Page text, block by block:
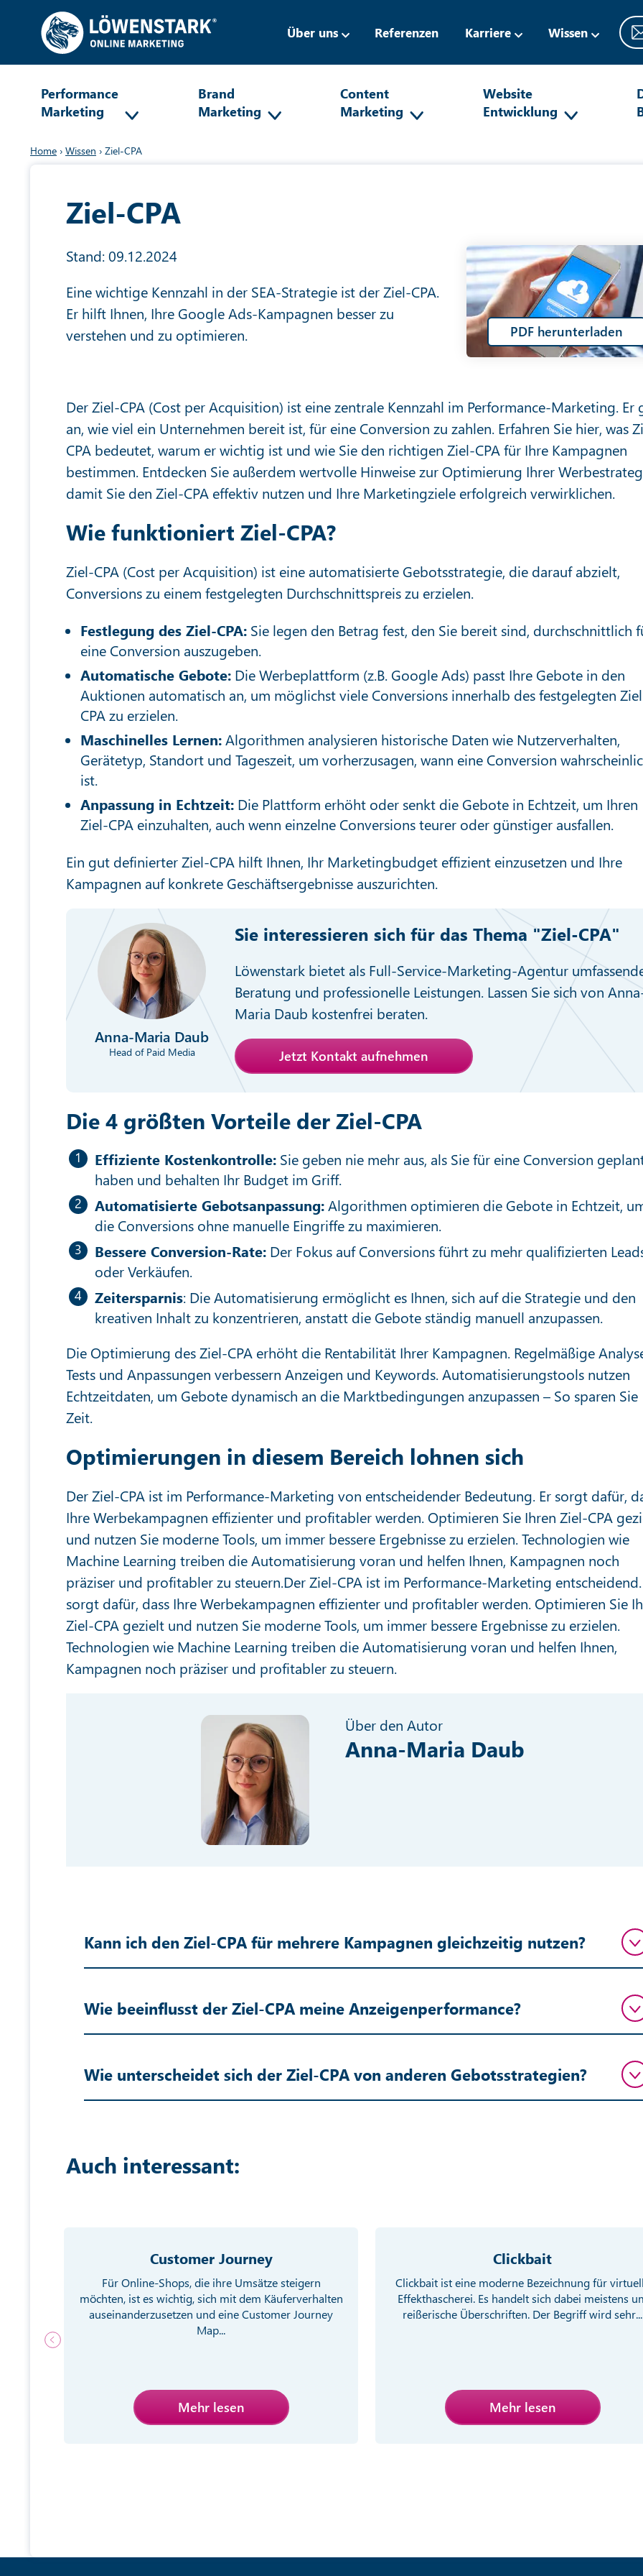
Über uns Referenzen Karriere Wissen
Performance
Marketing
Brand
Marketing
Content
Marketing
Website
Entwicklung
Home › Wissen › Ziel-CPA
Ziel-CPA
PDF herunterladen
Stand: 09.12.2024
Eine wichtige Kennzahl in der SEA-Strategie ist der Ziel-CPA.
Er hilft Ihnen, Ihre Google Ads-Kampagnen besser zu
verstehen und zu optimieren.
Der Ziel-CPA (Cost per Acquisition) ist eine zentrale Kennzahl im Performance-Marketing. Er
an, wie viel ein Unternehmen bereit ist, für eine Conversion zu zahlen. Erfahren Sie hier, was
CPA bedeutet, warum er wichtig ist und wie Sie den richtigen Ziel-CPA für Ihre Kampagnen
bestimmen. Entdecken Sie außerdem wertvolle Hinweise zur Optimierung Ihrer
damit Sie den Ziel-CPA effektiv nutzen und Ihre Marketingziele erfolgreich verwirklichen.
Wie funktioniert Ziel-CPA?
Ziel-CPA (Cost per Acquisition) ist eine automatisierte Gebotsstrategie, die darauf abzielt,
Conversions zu einem festgelegten Durchschnittspreis zu erzielen.
Festlegung des Ziel-CPA: Sie legen den Betrag fest, den Sie bereit sind, durchschnittlich
eine Conversion auszugeben.
Automatische Gebote: Die Werbeplattform (z.B. Google Ads) passt Ihre Gebote in den
Auktionen automatisch an, um möglichst viele Conversions innerhalb des festgelegten
CPA zu erzielen.
Maschinelles Lernen:Algorithmen analysieren historische Daten wie Nutzerverhalten,
Gerätetyp, Standort und Tageszeit, um vorherzusagen, wann eine Conversion
ist.
Anpassung in Echtzeit: Die Plattform erhöht oder senkt die Gebote in Echtzeit, um Ihren
Ziel-CPA einzuhalten, auch wenn einzelne Conversions teurer oder günstiger ausfallen.
Ein gut definierter Ziel-CPA hilft Ihnen, Ihr Marketingbudget effizient einzusetzen und Ihre
Kampagnen auf konkrete Geschäftsergebnisse auszurichten.
Anna-Maria Daub
Head of Paid Media
Sie interessieren sich für das Thema "Ziel-CPA"
Löwenstark bietet als Full-Service-Marketing-Agentur
Beratung und professionelle Leistungen. Lassen Sie sich von
Maria Daub kostenfrei beraten.
Jetzt Kontakt aufnehmen
Die 4 größten Vorteile der Ziel-CPA
Effiziente Kostenkontrolle: Sie geben nie mehr aus, als Sie für eine Conversion
haben und behalten Ihr Budget im Griff.
Automatisierte Gebotsanpassung:Algorithmen optimieren die Gebote in Echtzeit,
die Conversions ohne manuelle Eingriffe zu maximieren.
Bessere Conversion-Rate: Der Fokus auf Conversions führt zu mehr qualifizierten
oder Verkäufen.
Zeitersparnis: Die Automatisierung ermöglicht es Ihnen, sich auf die Strategie und den
kreativen Inhalt zu konzentrieren, anstatt die Gebote ständig manuell anzupassen.
Die Optimierung des Ziel-CPA erhöht die Rentabilität Ihrer Kampagnen. Regelmäßige
Tests und Anpassungen verbessern Anzeigen und Keywords. Automatisierungstools nutzen
Echtzeitdaten, um Gebote dynamisch an die Marktbedingungen anzupassen – So sparen Sie
Zeit.
Optimierungen in diesem Bereich lohnen sich
Der Ziel-CPA ist im Performance-Marketing von entscheidender Bedeutung. Er sorgt dafür,
Ihre Werbekampagnen effizienter und profitabler werden. Optimieren Sie Ihren Ziel-CPA
und nutzen Sie moderne Tools, um immer bessere Ergebnisse zu erzielen. Technologien wie
Machine Learning treiben die Automatisierung voran und helfen Ihnen, Kampagnen noch
präziser und profitabler zu steuern.Der Ziel-CPA ist im Performance-Marketing
sorgt dafür, dass Ihre Werbekampagnen effizienter und profitabler werden. Optimieren Sie
Ziel-CPA gezielt und nutzen Sie moderne Tools, um immer bessere Ergebnisse zu erzielen.
Technologien wie Machine Learning treiben die Automatisierung voran und helfen Ihnen,
Kampagnen noch präziser und profitabler zu steuern.
Über den Autor
Anna-Maria Daub
Kann ich den Ziel-CPA für mehrere Kampagnen gleichzeitig nutzen?
Wie beeinflusst der Ziel-CPA meine Anzeigenperformance?
Wie unterscheidet sich der Ziel-CPA von anderen Gebotsstrategien?
Auch interessant:
Customer Journey
Für Online-Shops, die ihre Umsätze steigern
möchten, ist es wichtig, sich mit dem Käuferverhalten
auseinanderzusetzen und eine Customer Journey
Map...
Mehr lesen
Clickbait
Clickbait ist eine moderne Bezeichnung für
Effekthascherei. Es handelt sich dabei meistens
reißerische Überschriften. Der Begriff wird sehr...
Mehr lesen